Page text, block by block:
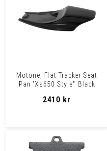
Motone, Flat Tracker Seat
Pan 'Xs650 Style'' Black
2410 kr